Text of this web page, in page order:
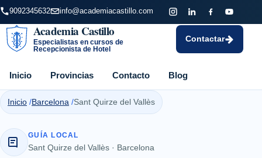
9092345632 info@academiacastillo.com
Academia Castillo
Especialistas en cursos de
Recepcionista de Hotel
Inicio Provincias Contacto Blog
Contactar
Inicio Barcelona Sant Quirze del Vallès
GUÍA LOCAL
Sant Quirze del Vallès · Barcelona